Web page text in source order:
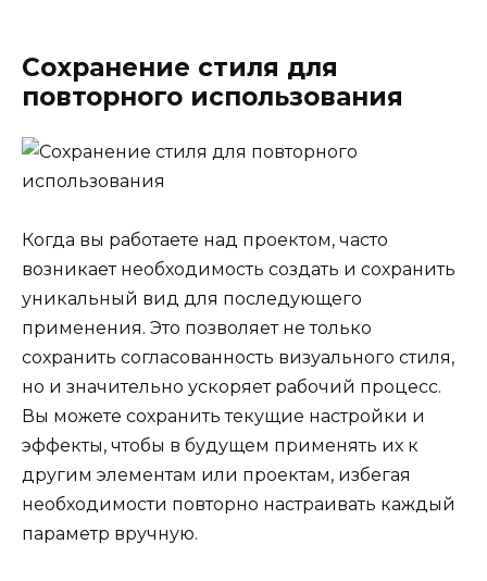
Сохранение стиля для
повторного использования
Когда вы работаете над проектом, часто
возникает необходимость создать и сохранить
уникальный вид для последующего
применения. Это позволяет не только
сохранить согласованность визуального стиля,
но и значительно ускоряет рабочий процесс.
Вы можете сохранить текущие настройки и
эффекты, чтобы в будущем применять их к
другим элементам или проектам, избегая
необходимости повторно настраивать каждый
параметр вручную.